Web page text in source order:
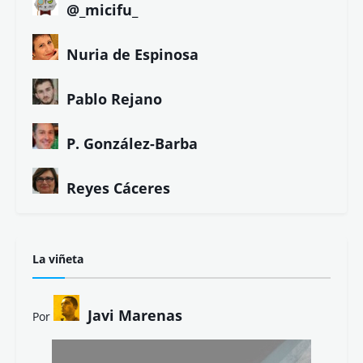
@_micifu_
Nuria de Espinosa
Pablo Rejano
P. González-Barba
Reyes Cáceres
La viñeta
Por Javi Marenas